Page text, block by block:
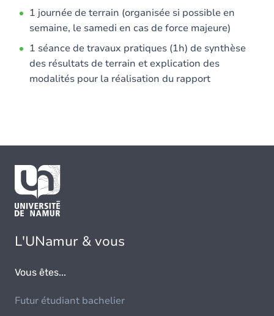
1 journée de terrain (organisée si possible en
semaine, le samedi en cas de force majeure)
1 séance de travaux pratiques (1h) de synthèse
des résultats de terrain et explication des
modalités pour la réalisation du rapport
L'UNamur & vous
Vous êtes...
Futur étudiant bachelier